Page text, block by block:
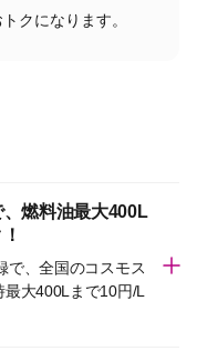
クになります。
燃料油最大400L
で、全国のコスモス
大400Lまで10円/L